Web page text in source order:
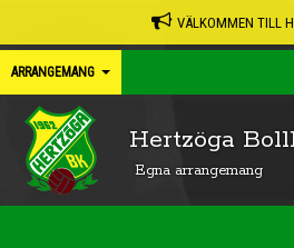
VÄLKOMMEN TILL
ARRANGEMANG
Hertzöga
Egna arrangemang